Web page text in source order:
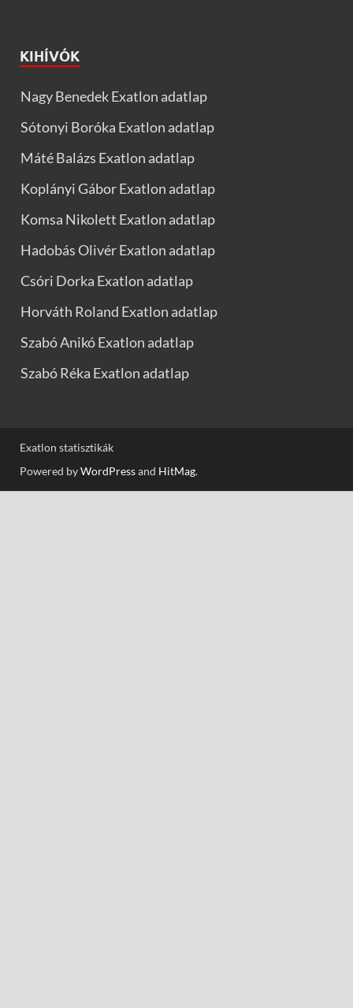
KIHÍVÓK
Nagy Benedek Exatlon adatlap
Sótonyi Boróka Exatlon adatlap
Máté Balázs Exatlon adatlap
Koplányi Gábor Exatlon adatlap
Komsa Nikolett Exatlon adatlap
Hadobás Olivér Exatlon adatlap
Csóri Dorka Exatlon adatlap
Horváth Roland Exatlon adatlap
Szabó Anikó Exatlon adatlap
Szabó Réka Exatlon adatlap
Exatlon statisztikák
Powered byWordPressand HitMag.